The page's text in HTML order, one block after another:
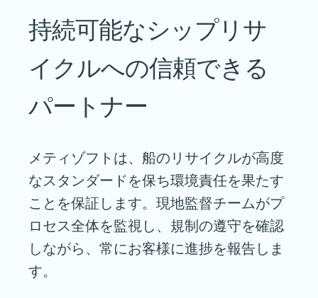
持続可能なシップリサ
イクルへの信頼できる
パートナー
メティゾフトは、船のリサイクルが高度
なスタンダードを保ち環境責任を果たす
ことを保証します。現地監督チームがプ
ロセス全体を監視し、規制の遵守を確認
しながら、常にお客様に進捗を報告しま
す。